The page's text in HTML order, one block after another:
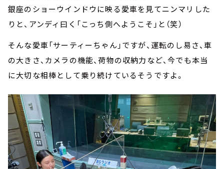
銀座のショーウインドウに映る愛車を見てニンマリした
りと、アンディ曰く「こっち側へようこそ」と（笑）
そんな愛車「サーティーちゃん」ですが、運転のし易さ、車
の大きさ、カメラの機能、荷物の収納力など、今でも本当
に大切な相棒として乗り続けているそうですよ。